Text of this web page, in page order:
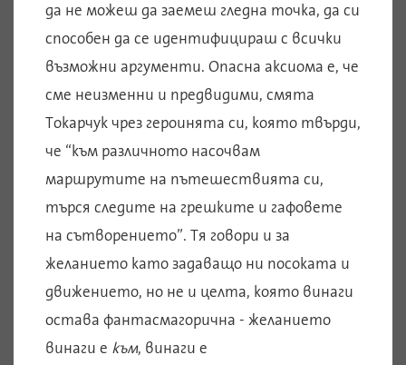
да не можеш да заемеш гледна точка, да си
способен да се идентифицираш с всички
възможни аргументи. Опасна аксиома е, че
сме неизменни и предвидими, смята
Токарчук чрез героинята си, която твърди,
че “към различното насочвам
маршрутите на пътешествията си,
търся следите на грешките и гафовете
на сътворението”. Тя говори и за
желанието като задаващо ни посоката и
движението, но не и целта, която винаги
остава фантасмагорична - желанието
винаги е към, винаги е